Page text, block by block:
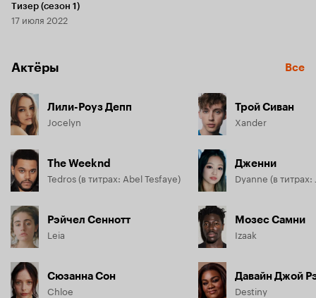
Тизер (сезон 1)
17 июля 2022
Актёры Все
Лили-Роуз Депп
Jocelyn
The Weeknd
Tedros (в титрах: Abel Tesfaye)
Рэйчел Сеннотт
Leia
Сюзанна Сон
Chloe
Трой Сиван
Xander
Дженни
Мозес Самни
Izaak
Давайн Джой
Destiny